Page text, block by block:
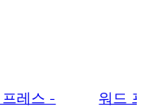
레스 -
워드 프레